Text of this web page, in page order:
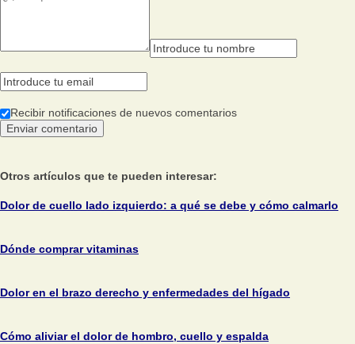
Recibir notificaciones de nuevos comentarios
Otros artículos que te pueden interesar:
Dolor de cuello lado izquierdo: a qué se debe y cómo calmarlo
Dónde comprar vitaminas
Dolor en el brazo derecho y enfermedades del hígado
Cómo aliviar el dolor de hombro, cuello y espalda